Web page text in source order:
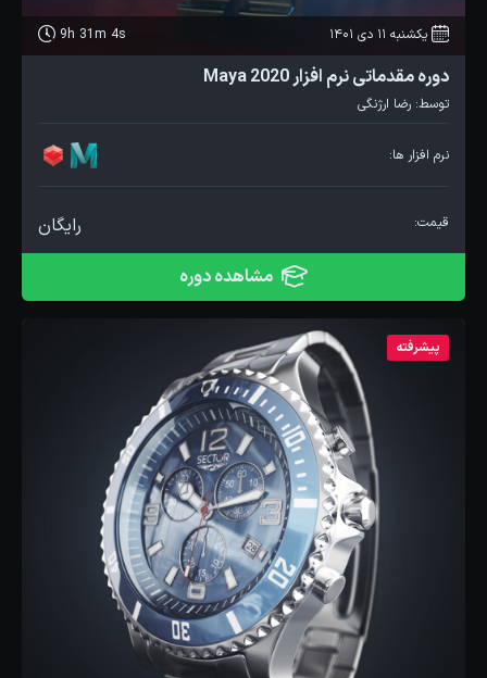
یکشنبه 11 دی 1401 9h 31m 4s
دوره مقدماتی نرم افزار Maya 2020
توسط: رضا ارژنگی
نرم افزار ها:
قیمت:
رایگان
مشاهده دوره
پیشرفته